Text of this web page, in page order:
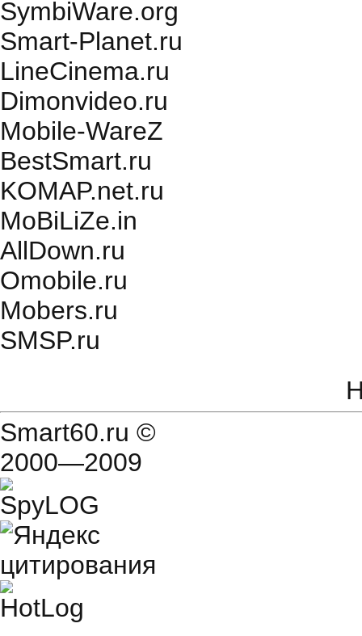
SymbiWare.org
Smart-Planet.ru
LineCinema.ru
Dimonvideo.ru
Mobile-WareZ
BestSmart.ru
KOMAP.net.ru
MoBiLiZe.in
AllDown.ru
Оmobile.ru
Mobers.ru
SMSP.ru
Smart60.ru ©
2000—2009